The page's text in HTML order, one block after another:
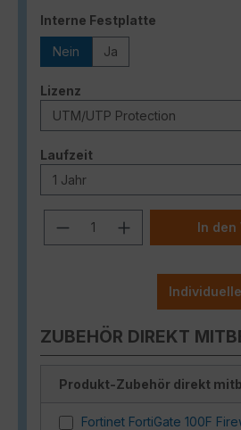
Interne Festplatte
Nein Ja
Lizenz
Laufzeitauswählen
Produkt Anzahl:In den
ZUBEHÖR DIREKT
Produkt-Zubehör direkt
Fortinet FortiGate 100F